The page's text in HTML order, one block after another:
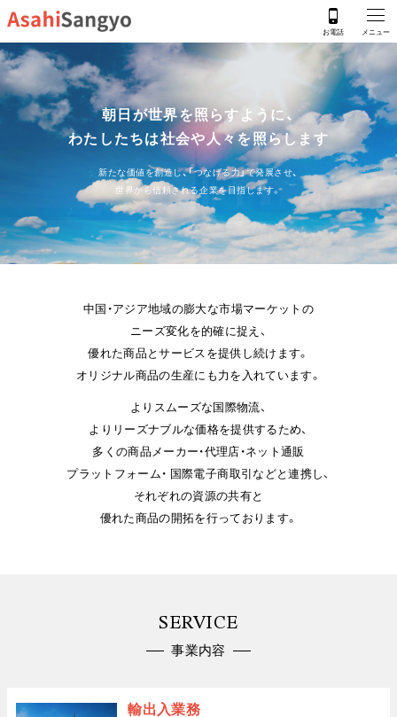
朝日が世界を照らすように、
わたしたちは社会や人々を照らします
新たな価値を創造し、「つなげる力」で発展させ、
世界から信頼される企業を目指します。
中国・アジア地域の膨大な市場マーケットの
ニーズ変化を的確に捉え、
優れた商品とサービスを提供し続けます。
オリジナル商品の生産にも力を入れています。
よりスムーズな国際物流、
よりリーズナブルな価格を提供するため、
多くの商品メーカー・代理店・ネット通販
プラットフォーム・ 国際電子商取引などと連携し、
それぞれの資源の共有と
優れた商品の開拓を行っております。
SERVICE
事業内容
輸出入業務